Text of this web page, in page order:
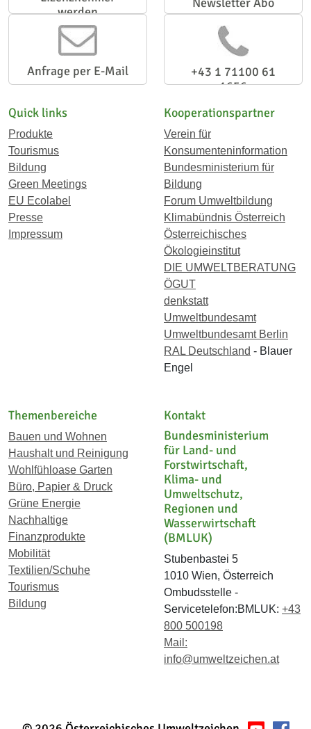
werden
Anfrage per E-Mail
+43 1 71100 61
1656
Quick links
Produkte
Tourismus
Bildung
Green Meetings
EU Ecolabel
Presse
Impressum
Kooperationspartner
Verein für
Konsumenteninformation
Bundesministerium für
Bildung
Forum Umweltbildung
Klimabündnis Österreich
Österreichisches
Ökologieinstitut
DIE UMWELTBERATUNG
ÖGUT
denkstatt
Umweltbundesamt
Umweltbundesamt Berlin
RAL Deutschland - Blauer
Engel
Themenbereiche
Bauen und Wohnen
Haushalt und Reinigung
Wohlfühloase Garten
Büro, Papier & Druck
Grüne Energie
Nachhaltige
Finanzprodukte
Mobilität
Textilien/Schuhe
Tourismus
Bildung
Kontakt
Bundesministerium
für Land- und
Forstwirtschaft,
Klima- und
Umweltschutz,
Regionen und
Wasserwirtschaft
(BMLUK)
Stubenbastei 5
1010 Wien, Österreich
Ombudsstelle -
Servicetelefon:BMLUK: +43
800 500198
Mail:
info@umweltzeichen.at